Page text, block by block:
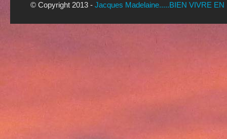
© Copyright 2013 - Jacques Madelaine.....BIEN VIVRE EN